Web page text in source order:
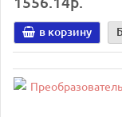
в корзину